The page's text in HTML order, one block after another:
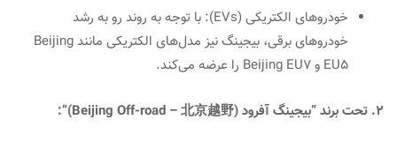
خودروهای الکتریکی (EVs): با توجه به روند رو به رشد
خودروهای برقی، بیجینگ نیز مدل‌های الکتریکی مانند Beijing
EU5 و Beijing EU7 را عرضه می‌کند.
2. تحت برند “بیجینگ آفرود (Beijing Off-road – 北京越野)”: